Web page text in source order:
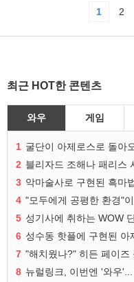
1 2
최근 HOT한 콘텐츠
와우 게임
1 굴단이 아제로스로 돌아
2 블리자드 조해나 패리스
3 악마술사로 구현된 흑마
4 "모두에게 공평한 환경"
5 성기사에 취하는 WOW
6
7
8 뉴럴링크, 이번엔 '와우